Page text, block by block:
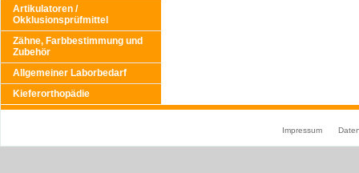
Artikulatoren /
Okklusionsprüfmittel
Zähne, Farbbestimmung und
Zubehör
Allgemeiner Laborbedarf
Kieferorthopädie
Impressum